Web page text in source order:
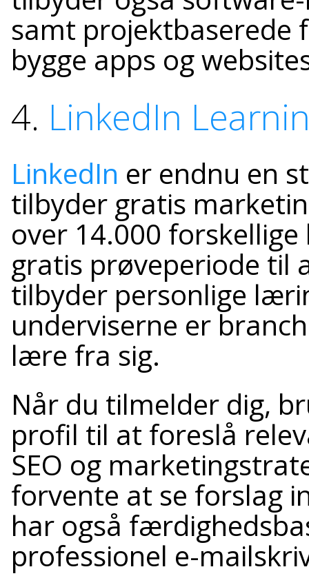
samt
bygge apps og
4. LinkedIn
LinkedIn er endnu en
tilbyder gratis
over 14.000
gratis prøveperiode til
tilbyder personlige
underviserne er
lære fra sig.
Når du tilmelder dig,
profil til at foreslå
SEO og
forvente at se forslag
har også
professionel e-